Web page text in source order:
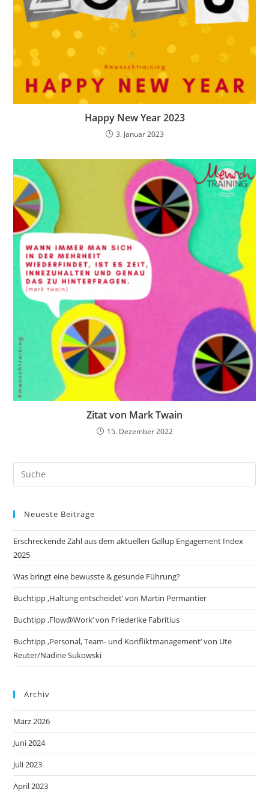
Happy New Year 2023
3. Januar 2023
Zitat von Mark Twain
15. Dezember 2022
Search
this
Neueste Beiträge
Erschreckende Zahl aus dem aktuellen Gallup Engagement Index
2025
Was bringt eine bewusste & gesunde Führung?
Buchtipp ‚Haltung entscheidet‘ von Martin Permantier
Buchtipp ‚Flow@Work‘ von Friederike Fabritius
Buchtipp ‚Personal, Team- und Konfliktmanagement‘ von Ute
Reuter/Nadine Sukowski
Archiv
März 2026
Juni 2024
Juli 2023
April 2023